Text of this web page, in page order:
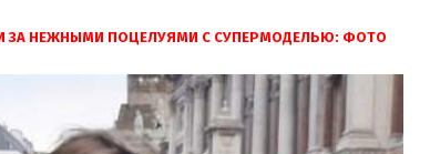
ЗА НЕЖНЫМИ ПОЦЕЛУЯМИ С СУПЕРМОДЕЛЬЮ: ФОТО